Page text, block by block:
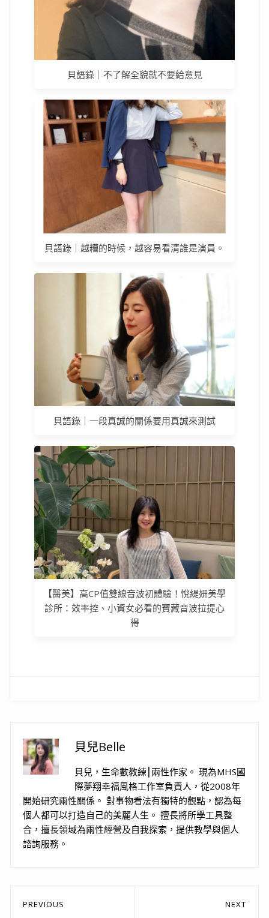
貝語錄｜不了解全貌就不要給意見
貝語錄｜越糟的時候，越容易看清誰是演員。
貝語錄｜一段真誠的關係要用真誠來測試
【醫美】高CP值雙線音波初體驗！悅緹妍美學
診所：效率控、小資女必看的寶藏音波拉提心
得
貝兒Belle
貝兒，生命數教練⎮兩性作家。 現為MHS國
際夢翔幸福風格工作室負責人，從2008年
開始研究兩性關係。 對事物看法有獨特的觀點，認為每
個人都可以打造自己的美麗人生。 擅長將所學工具整
合，擅長領域為兩性經營及自我探索，提供教學與個人
諮詢服務。
文
PREVIOUS NEXT